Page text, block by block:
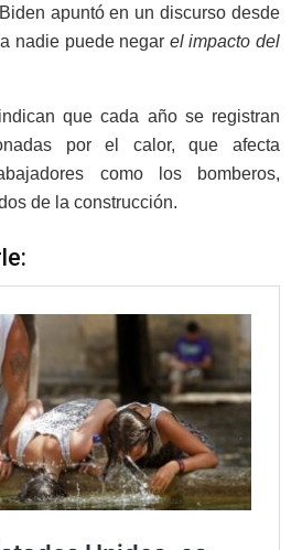
apuntó en un discurso desde
nadie puede negar el impacto del
que cada año se registran
por el calor, que afecta
como los bomberos,
de la construcción.